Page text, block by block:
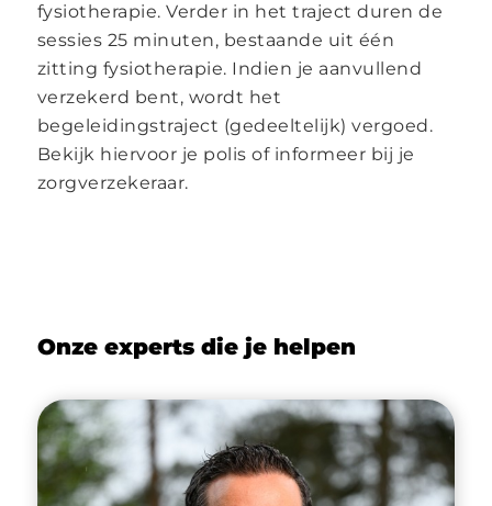
fysiotherapie. Verder in het traject duren de
sessies 25 minuten, bestaande uit één
zitting fysiotherapie. Indien je aanvullend
verzekerd bent, wordt het
begeleidingstraject (gedeeltelijk) vergoed.
Bekijk hiervoor je polis of informeer bij je
zorgverzekeraar.
Onze experts die je helpen